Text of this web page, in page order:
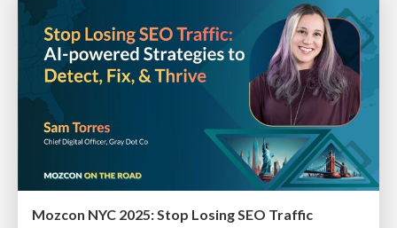
Mozcon NYC 2025: Stop Losing SEO Traffic